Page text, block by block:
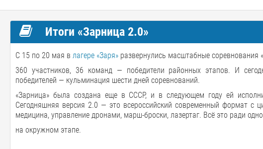
Итоги «Зарница 2.0»
С 15 по 20 мая в лагере «Заря» развернулись масштабные соревнования
360 участников, 36 команд — победители районных этапов. И
победителей — кульминация шести дней соревнований.
«Зарница» была создана еще в СССР, и в следующем году ей
Сегодняшняя версия 2.0 — это всероссийский современный формат с
медицина, управление дронами, марш-броски, лазертаг. Всё это ради
на окружном этапе.